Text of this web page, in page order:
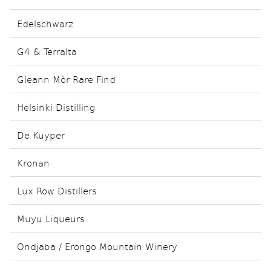
Edelschwarz
G4 & Terralta
Gleann Mòr Rare Find
Helsinki Distilling
De Kuyper
Kronan
Lux Row Distillers
Muyu Liqueurs
Ondjaba / Erongo Mountain Winery